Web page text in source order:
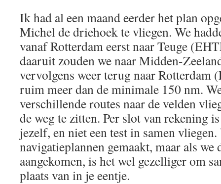
Ik had al een maand eerder het plan
Michel de driehoek te vliegen. We
vanaf Rotterdam eerst naar Teuge
daaruit zouden we naar Midden-
vervolgens weer terug naar Rotterdam
ruim meer dan de minimale 150 nm.
verschillende routes naar de velden
de weg te zitten. Per slot van rekening
jezelf, en niet een test in samen
navigatieplannen gemaakt, maar als we
aangekomen, is het wel gezelliger om
plaats van in je eentje.